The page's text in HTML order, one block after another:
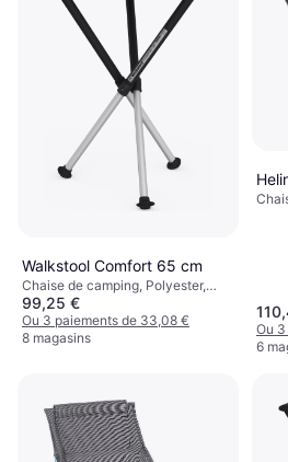
Walkstool Comfort 65 cm
Chaise de camping, Polyester,
Aluminium
99,25 €
Ou 3 paiements de 33,08 €
8 magasins
Ou
6